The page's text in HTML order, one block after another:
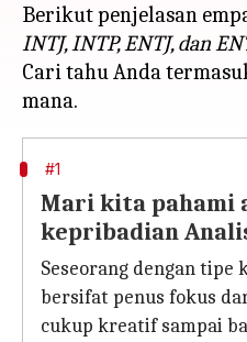
Berikut penjelasan
INTJ, INTP, ENTJ, dan
Cari tahu Anda
#1
Mari kita pahami
kepribadian
Seseorang dengan tipe
bersifat penus fokus
cukup kreatif sampai